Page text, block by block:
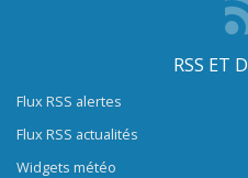
RSS ET
Flux RSS alertes
Flux RSS actualités
Widgets météo